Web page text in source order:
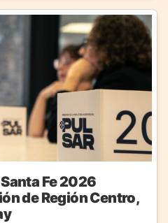
Fe 2026
de Región Centro,